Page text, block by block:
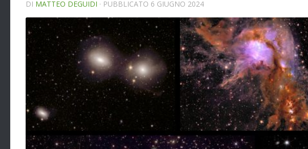
DI MATTEO DEGUIDI · PUBBLICATO 6 GIUGNO 2024